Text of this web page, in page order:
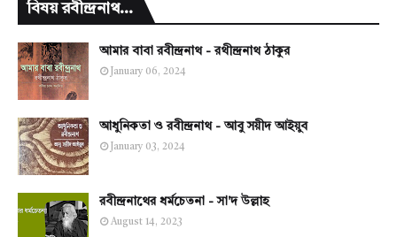
বিষয় রবীন্দ্রনাথ...
আমার বাবা রবীন্দ্রনাথ - রথীন্দ্রনাথ ঠাকুর
January 06, 2024
আধুনিকতা ও রবীন্দ্রনাথ - আবু সয়ীদ আইয়ুব
January 03, 2024
রবীন্দ্রনাথের ধর্মচেতনা - সা'দ উল্লাহ
August 14, 2023